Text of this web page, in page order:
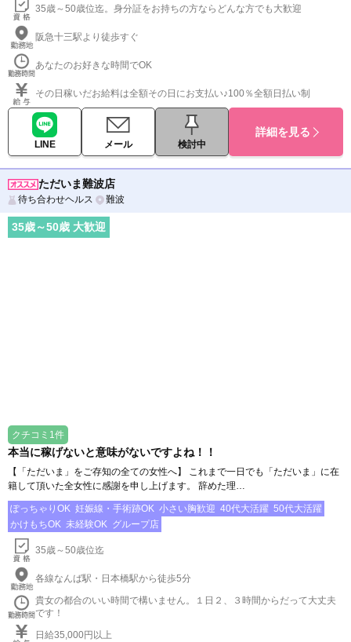
35歳～50歳位迄。身分証をお持ちの方ならどんな方でも大歓迎
阪急十三駅より徒歩すぐ
あなたのお好きな時間でOK
その日稼いだお給料は全額その日にお支払い♪100％全額日払い制
LINE メール 検討中
詳細を見る
ただいま難波店
待ち合わせヘルス 難波
35歳～50歳 大歓迎
クチコミ1件
本当に稼げないと意味がないですよね！！
【「ただいま」をご存知の全ての女性へ】 これまで一日でも「ただいま」に在
籍して頂いた全女性に感謝を申し上げます。 辞めた理…
ぽっちゃりOK 妊娠線・手術跡OK 小さい胸歓迎 40代大活躍 50代大活躍
かけもちOK 未経験OK グループ店
35歳～50歳位迄
各線なんば駅・日本橋駅から徒歩5分
貴女の都合のいい時間で構いません。１日２、３時間からだって大丈夫
です！
日給35,000円以上